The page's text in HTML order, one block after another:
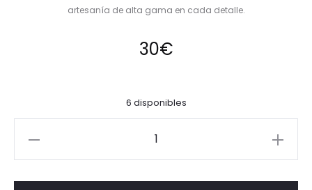
artesanía de alta gama en cada detalle.
30€
6 disponibles